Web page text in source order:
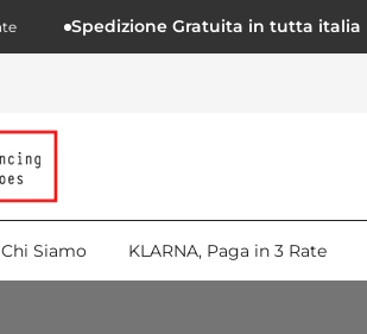
Spedizione Gratuita in tutta italia
Chi Siamo KLARNA, Paga in 3 Rate